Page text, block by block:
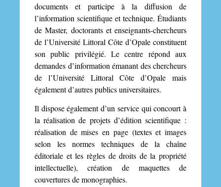
documents et participe à la diffusion de
l’information scientifique et technique. Étudiants
de Master, doctorants et enseignants-chercheurs
de l’Université Littoral Côte d’Opale constituent
son public privilégié. Le centre répond aux
demandes d’information émanant des chercheurs
de l’Université Littoral Côte d’Opale mais
également d’autres publics universitaires.
Il dispose également d’un service qui concourt à
la réalisation de projets d’édition scientifique :
réalisation de mises en page (textes et images
selon les normes techniques de la chaîne
éditoriale et les règles de droits de la propriété
intellectuelle), création de maquettes de
couvertures de monographies.